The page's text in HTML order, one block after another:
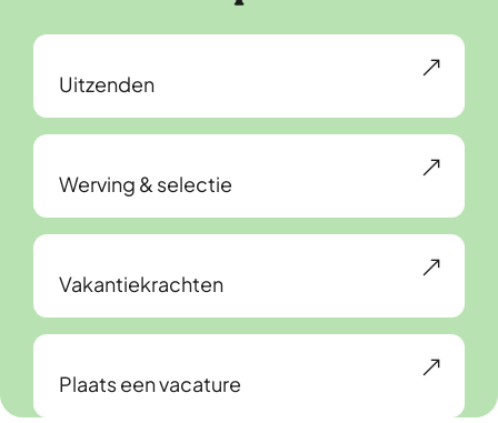
Uitzenden
Werving & selectie
Vakantiekrachten
Plaats een vacature